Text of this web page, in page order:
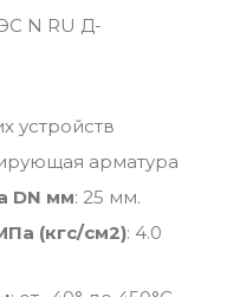
N RU Д-
устройств
арматура
DN мм: 25 мм.
(кгс/см2): 4.0